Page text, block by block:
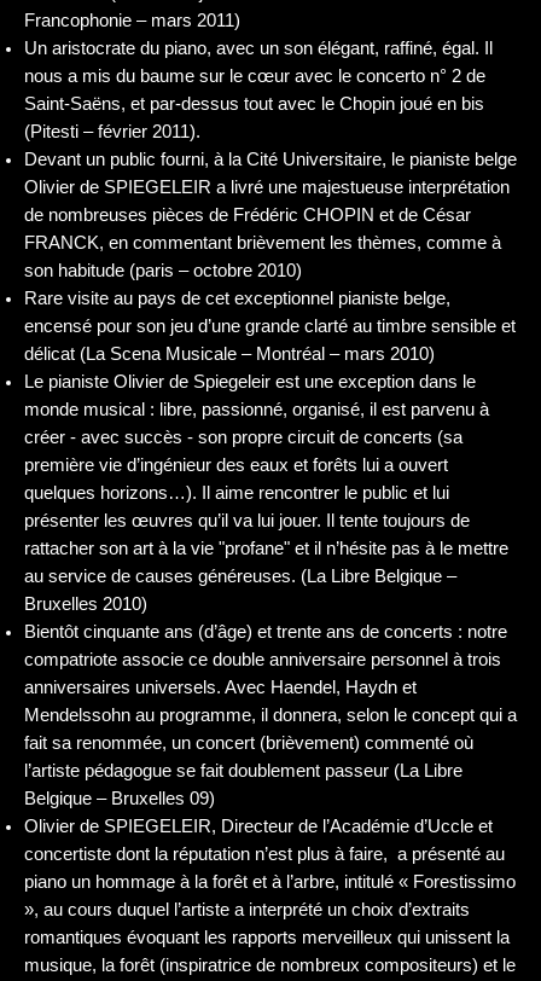
Francophonie – mars 2011)
Un aristocrate du piano, avec un son élégant, raffiné, égal. Il
nous a mis du baume sur le cœur avec le concerto n° 2 de
Saint-Saëns, et par-dessus tout avec le Chopin joué en bis
(Pitesti – février 2011).
Devant un public fourni, à la Cité Universitaire, le pianiste belge
Olivier de SPIEGELEIR a livré une majestueuse interprétation
de nombreuses pièces de Frédéric CHOPIN et de César
FRANCK, en commentant brièvement les thèmes, comme à
son habitude (paris – octobre 2010)
Rare visite au pays de cet exceptionnel pianiste belge,
encensé pour son jeu d’une grande clarté au timbre sensible et
délicat (La Scena Musicale – Montréal – mars 2010)
Le pianiste Olivier de Spiegeleir est une exception dans le
monde musical : libre, passionné, organisé, il est parvenu à
créer - avec succès - son propre circuit de concerts (sa
première vie d’ingénieur des eaux et forêts lui a ouvert
quelques horizons…). Il aime rencontrer le public et lui
présenter les œuvres qu’il va lui jouer. Il tente toujours de
rattacher son art à la vie "profane" et il n’hésite pas à le mettre
au service de causes généreuses. (La Libre Belgique –
Bruxelles 2010)
Bientôt cinquante ans (d’âge) et trente ans de concerts : notre
compatriote associe ce double anniversaire personnel à trois
anniversaires universels. Avec Haendel, Haydn et
Mendelssohn au programme, il donnera, selon le concept qui a
fait sa renommée, un concert (brièvement) commenté où
l’artiste pédagogue se fait doublement passeur (La Libre
Belgique – Bruxelles 09)
Olivier de SPIEGELEIR, Directeur de l’Académie d’Uccle et
concertiste dont la réputation n’est plus à faire, a présenté au
piano un hommage à la forêt et à l’arbre, intitulé « Forestissimo
», au cours duquel l’artiste a interprété un choix d’extraits
romantiques évoquant les rapports merveilleux qui unissent la
musique, la forêt (inspiratrice de nombreux compositeurs) et le